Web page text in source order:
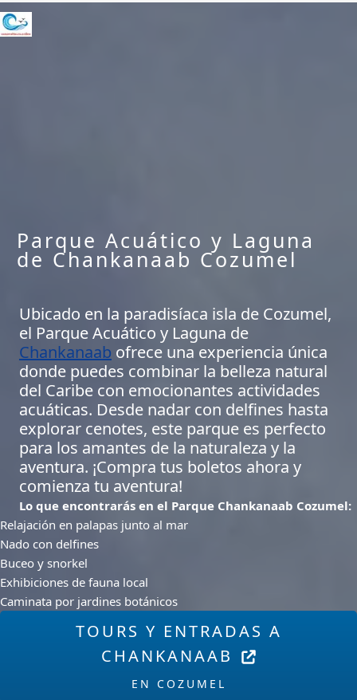
Ir
al
Parque Acuático y Laguna
de Chankanaab Cozumel
Ubicado en la paradisíaca isla de Cozumel,
el Parque Acuático y Laguna de
Chankanaab ofrece una experiencia única
donde puedes combinar la belleza natural
del Caribe con emocionantes actividades
acuáticas. Desde nadar con delfines hasta
explorar cenotes, este parque es perfecto
para los amantes de la naturaleza y la
aventura. ¡Compra tus boletos ahora y
comienza tu aventura!
Lo que encontrarás en el Parque Chankanaab Cozumel:
Relajación en palapas junto al mar
Nado con delfines
Buceo y snorkel
Exhibiciones de fauna local
Caminata por jardines botánicos
TOURS Y ENTRADAS A
CHANKANAAB
EN COZUMEL